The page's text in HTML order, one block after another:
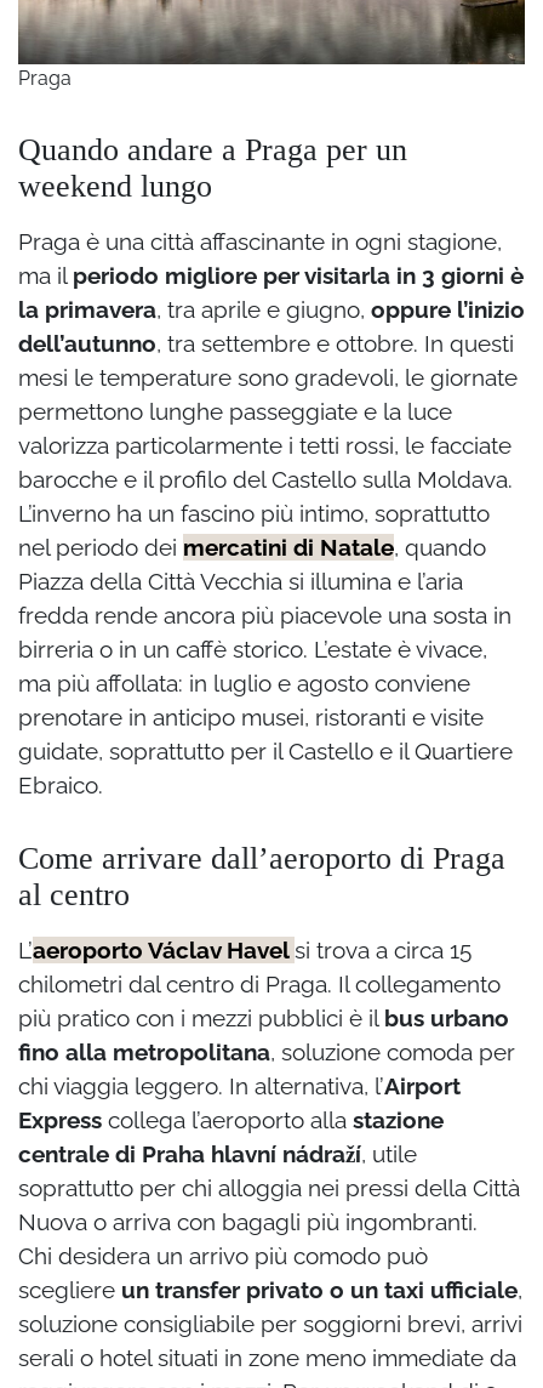
Praga
Quando andare a Praga per un
weekend lungo
Praga è una città affascinante in ogni stagione,
ma il periodo migliore per visitarla in 3 giorni è
la primavera, tra aprile e giugno, oppure l’inizio
dell’autunno, tra settembre e ottobre. In questi
mesi le temperature sono gradevoli, le giornate
permettono lunghe passeggiate e la luce
valorizza particolarmente i tetti rossi, le facciate
barocche e il profilo del Castello sulla Moldava.
L’inverno ha un fascino più intimo, soprattutto
nel periodo dei mercatini di Natale, quando
Piazza della Città Vecchia si illumina e l’aria
fredda rende ancora più piacevole una sosta in
birreria o in un caffè storico. L’estate è vivace,
ma più affollata: in luglio e agosto conviene
prenotare in anticipo musei, ristoranti e visite
guidate, soprattutto per il Castello e il Quartiere
Ebraico.
Come arrivare dall’aeroporto di Praga
al centro
L’aeroporto Václav Havelsi trova a circa 15
chilometri dal centro di Praga. Il collegamento
più pratico con i mezzi pubblici è il bus urbano
fino alla metropolitana, soluzione comoda per
chi viaggia leggero. In alternativa, l’Airport
Express collega l’aeroporto alla stazione
centrale di Praha hlavní nádraží, utile
soprattutto per chi alloggia nei pressi della Città
Nuova o arriva con bagagli più ingombranti.
Chi desidera un arrivo più comodo può
scegliere un transfer privato o un taxi ufficiale,
soluzione consigliabile per soggiorni brevi, arrivi
serali o hotel situati in zone meno immediate da